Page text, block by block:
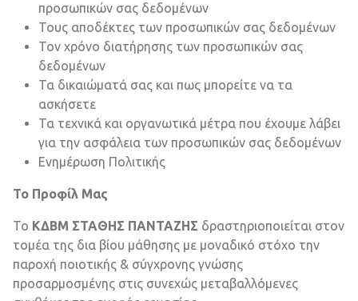
προσωπικών σας δεδομένων
Τους αποδέκτες των προσωπικών σας δεδομένων
Τον χρόνο διατήρησης των προσωπικών σας
δεδομένων
Τα δικαιώματά σας και πως μπορείτε να τα
ασκήσετε
Τα τεχνικά και οργανωτικά μέτρα που έχουμε λάβει
για την ασφάλεια των προσωπικών σας δεδομένων
Ενημέρωση Πολιτικής
Το Προφίλ Μας
Το ΚΔΒΜ ΣΤΑΘΗΣ ΠΑΝΤΑΖΗΣ δραστηριοποιείται στον
τομέα της δια βίου μάθησης με μοναδικό στόχο την
παροχή ποιοτικής & σύγχρονης γνώσης
προσαρμοσμένης στις συνεχώς μεταβαλλόμενες